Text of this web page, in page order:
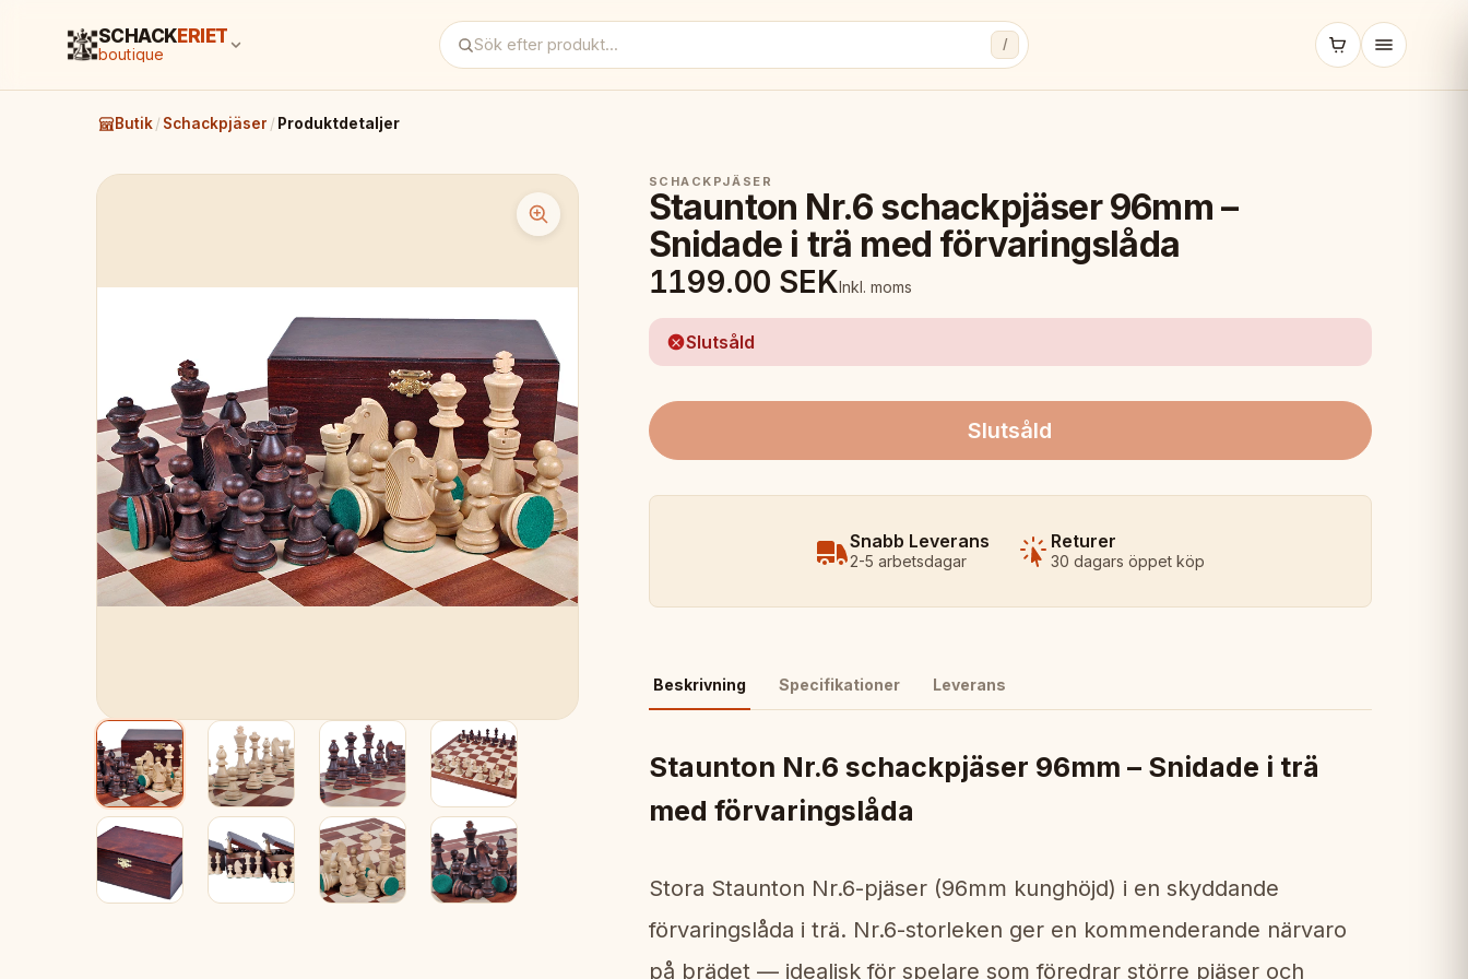
SCHACK ERIET
boutique
/
Butik/ Schackpjäser / Produktdetaljer
SCHACKPJÄSER
Staunton Nr.6 schackpjäser 96mm –
Snidade i trä med förvaringslåda
1199.00 SEKInkl. moms
Slutsåld
Slutsåld
Snabb Leverans
2-5 arbetsdagar
Returer
30 dagars öppet köp
Beskrivning Specifikationer Leverans
Staunton Nr.6 schackpjäser 96mm – Snidade i trä
med förvaringslåda
Stora Staunton Nr.6-pjäser (96mm kunghöjd) i en skyddande
förvaringslåda i trä. Nr.6-storleken ger en kommenderande närvaro
på brädet — idealisk för spelare som föredrar större pjäser och